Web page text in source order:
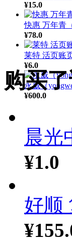
¥15.0
快惠 万年青
¥78.0
莱特 活页账
¥6.0
永威（
¥600.0
购买
晨光
¥1.0
好顺